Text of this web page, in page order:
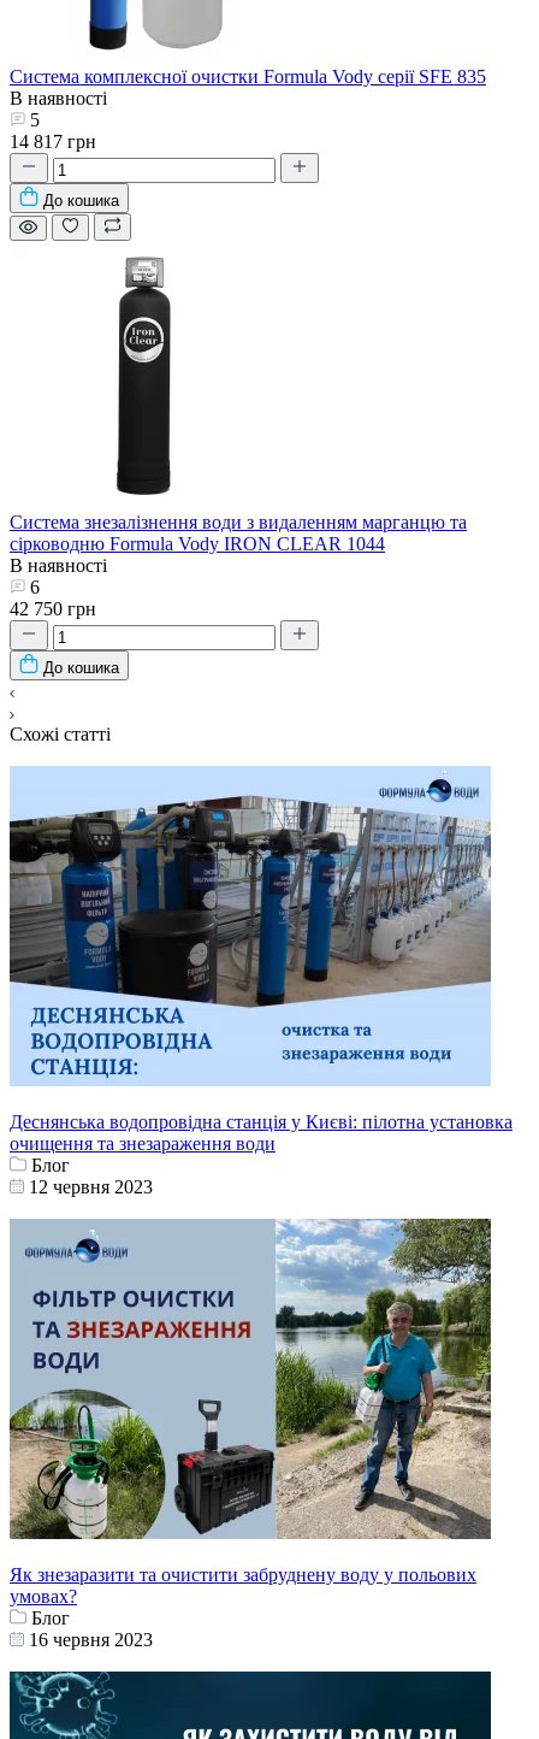
Система комплексної очистки Formula Vody серії SFE 835
В наявності
5
14 817 грн
До кошика
Система знезалізнення води з видаленням марганцю та
сірководню Formula Vody IRON CLEAR 1044
В наявності
6
42 750 грн
До кошика
Схожі статті
Деснянська водопровідна станція у Києві: пілотна установка
очищення та знезараження води
Блог
12 червня 2023
Як знезаразити та очистити забруднену воду у польових
умовах?
Блог
16 червня 2023